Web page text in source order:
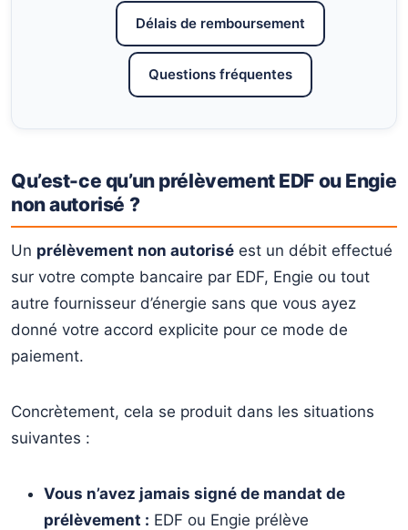
Délais de remboursement
Questions fréquentes
Qu’est-ce qu’un prélèvement EDF ou Engie
non autorisé ?
Un prélèvement non autorisé est un débit effectué
sur votre compte bancaire par EDF, Engie ou tout
autre fournisseur d’énergie sans que vous ayez
donné votre accord explicite pour ce mode de
paiement.
Concrètement, cela se produit dans les situations
suivantes :
Vous n’avez jamais signé de mandat de
prélèvement : EDF ou Engie prélève